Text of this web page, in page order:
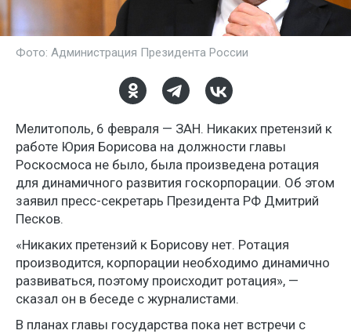
Фото: Администрация Президента России
Мелитополь, 6 февраля — ЗАН. Никаких претензий к
работе Юрия Борисова на должности главы
Роскосмоса не было, была произведена ротация
для динамичного развития госкорпорации. Об этом
заявил пресс-секретарь Президента РФ Дмитрий
Песков.
«Никаких претензий к Борисову нет. Ротация
производится, корпорации необходимо динамично
развиваться, поэтому происходит ротация», —
сказал он в беседе с журналистами.
В планах главы государства пока нет встречи с